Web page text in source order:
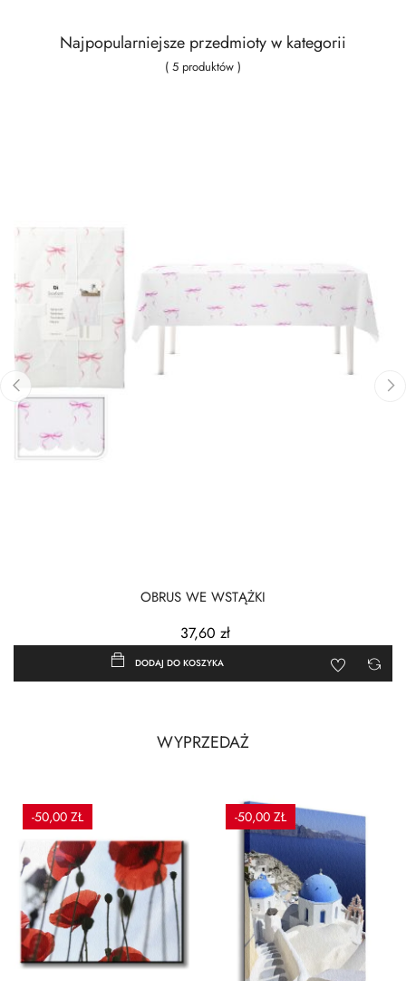
Najpopularniejsze przedmioty w kategorii
( 5 produktów )
OBRUS WE WSTĄŻKI
37,60 zł
DODAJ DO KOSZYKA
WYPRZEDAŻ
-50,00 ZŁ -50,00 ZŁ